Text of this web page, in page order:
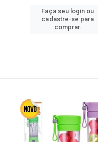
Faça seu login ou
cadastre-se para
comprar.